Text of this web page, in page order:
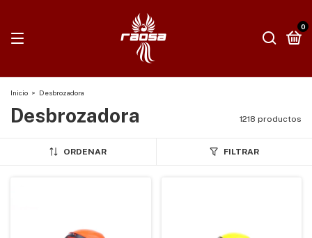
0
Inicio > Desbrozadora
Desbrozadora 1218 productos
ORDENAR FILTRAR